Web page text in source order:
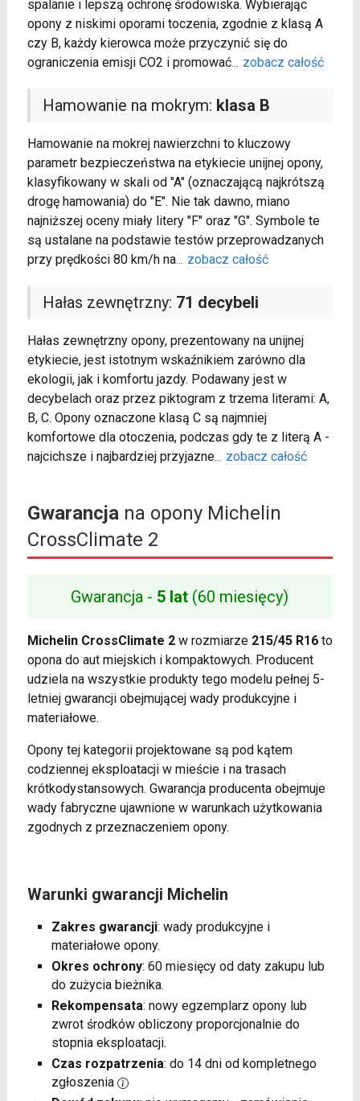
spalanie i lepszą ochronę środowiska. Wybierając
opony z niskimi oporami toczenia, zgodnie z klasą A
czy B, każdy kierowca może przyczynić się do
ograniczenia emisji CO2 i promować... zobacz całość
Hamowanie na mokrym: klasa B
Hamowanie na mokrej nawierzchni to kluczowy
parametr bezpieczeństwa na etykiecie unijnej opony,
klasyfikowany w skali od "A" (oznaczającą najkrótszą
drogę hamowania) do "E". Nie tak dawno, miano
najniższej oceny miały litery "F" oraz "G". Symbole te
są ustalane na podstawie testów przeprowadzanych
przy prędkości 80 km/h na... zobacz całość
Hałas zewnętrzny: 71 decybeli
Hałas zewnętrzny opony, prezentowany na unijnej
etykiecie, jest istotnym wskaźnikiem zarówno dla
ekologii, jak i komfortu jazdy. Podawany jest w
decybelach oraz przez piktogram z trzema literami: A,
B, C. Opony oznaczone klasą C są najmniej
komfortowe dla otoczenia, podczas gdy te z literą A -
najcichsze i najbardziej przyjazne... zobacz całość
Gwarancjana opony Michelin
CrossClimate 2
Gwarancja - 5 lat (60 miesięcy)
Michelin CrossClimate 2w rozmiarze 215/45 R16to
opona do aut miejskich i kompaktowych. Producent
udziela na wszystkie produkty tego modelu pełnej 5-
letniej gwarancji obejmującej wady produkcyjne i
materiałowe.
Opony tej kategorii projektowane są pod kątem
codziennej eksploatacji w mieście i na trasach
krótkodystansowych. Gwarancja producenta obejmuje
wady fabryczne ujawnione w warunkach użytkowania
zgodnych z przeznaczeniem opony.
Warunki gwarancji Michelin
Zakres gwarancji: wady produkcyjne i
materiałowe opony.
Okres ochrony: 60 miesięcy od daty zakupu lub
do zużycia bieżnika.
Rekompensata: nowy egzemplarz opony lub
zwrot środków obliczony proporcjonalnie do
stopnia eksploatacji.
Czas rozpatrzenia: do 14 dni od kompletnego
zgłoszenia